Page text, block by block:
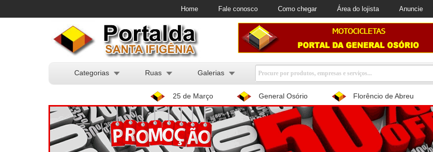
Home Fale conosco Como chegar Área do lojista Anuncie
Categorias Ruas Galerias
25 de Março General Osório Florêncio de Abreu